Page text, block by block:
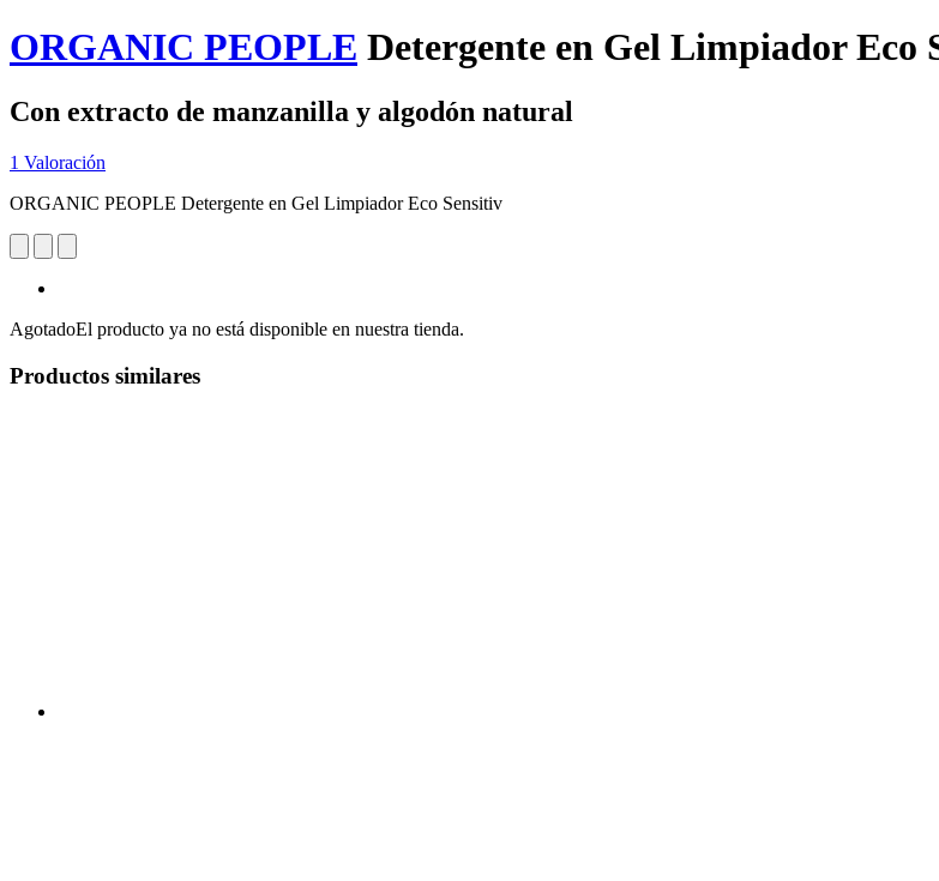
ORGANIC PEOPLE Detergente en Gel Limpiador Eco
Con extracto de manzanilla y algodón natural
1 Valoración
ORGANIC PEOPLE Detergente en Gel Limpiador Eco Sensitiv
AgotadoEl producto ya no está disponible en nuestra tienda.
Productos similares